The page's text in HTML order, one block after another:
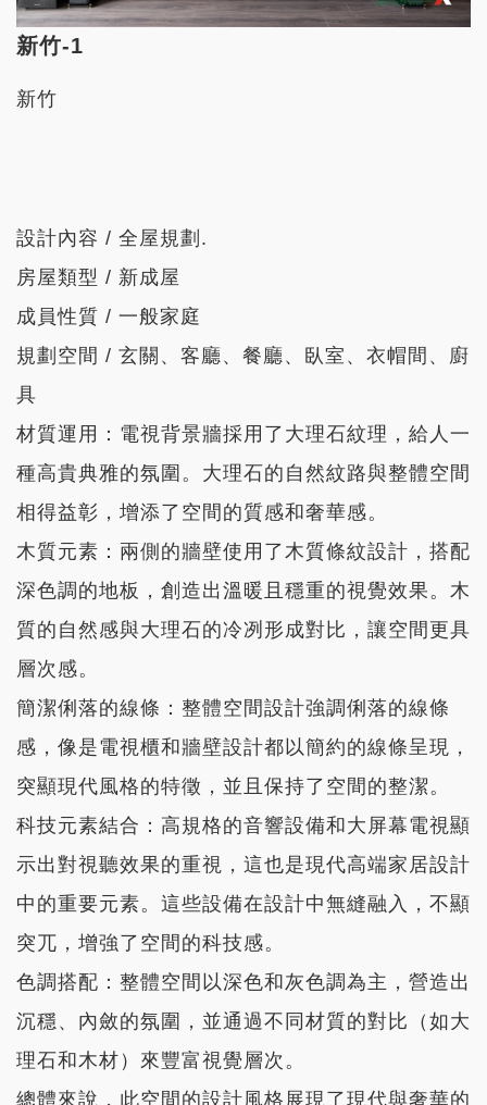
新竹-1
新竹
設計內容 / 全屋規劃.
房屋類型 / 新成屋
成員性質 / 一般家庭
規劃空間 / 玄關、客廳、餐廳、臥室、衣帽間、廚
具
材質運用 ：電視背景牆採用了大理石紋理，給人一
種高貴典雅的氛圍。大理石的自然紋路與整體空間
相得益彰，增添了空間的質感和奢華感。
木質元素 ：兩側的牆壁使用了木質條紋設計，搭配
深色調的地板，創造出溫暖且穩重的視覺效果。木
質的自然感與大理石的冷冽形成對比，讓空間更具
層次感。
簡潔俐落的線條 ：整體空間設計強調俐落的線條
感，像是電視櫃和牆壁設計都以簡約的線條呈現，
突顯現代風格的特徵，並且保持了空間的整潔。
科技元素結合 ：高規格的音響設備和大屏幕電視顯
示出對視聽效果的重視，這也是現代高端家居設計
中的重要元素。這些設備在設計中無縫融入，不顯
突兀，增強了空間的科技感。
色調搭配 ：整體空間以深色和灰色調為主，營造出
沉穩、內斂的氛圍，並通過不同材質的對比（如大
理石和木材）來豐富視覺層次。
總體來說，此空間的設計風格展現了現代與奢華的